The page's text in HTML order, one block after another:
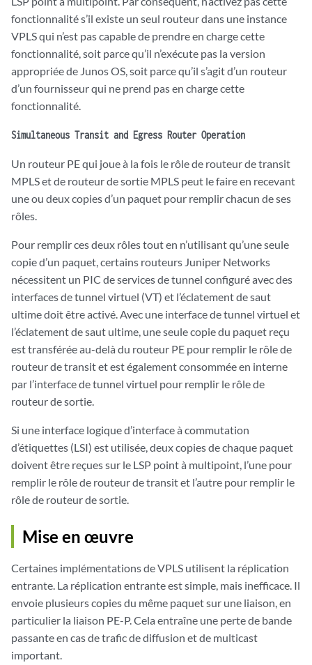
fonctionnalité s’il existe un seul routeur dans une instance
VPLS qui n’est pas capable de prendre en charge cette
fonctionnalité, soit parce qu’il n’exécute pas la version
appropriée de Junos OS, soit parce qu’il s’agit d’un routeur
d’un fournisseur qui ne prend pas en charge cette
fonctionnalité.
Simultaneous Transit and Egress Router Operation
Un routeur PE qui joue à la fois le rôle de routeur de transit
MPLS et de routeur de sortie MPLS peut le faire en recevant
une ou deux copies d’un paquet pour remplir chacun de ses
rôles.
Pour remplir ces deux rôles tout en n’utilisant qu’une seule
copie d’un paquet, certains routeurs Juniper Networks
nécessitent un PIC de services de tunnel configuré avec des
interfaces de tunnel virtuel (VT) et l’éclatement de saut
ultime doit être activé. Avec une interface de tunnel virtuel et
l’éclatement de saut ultime, une seule copie du paquet reçu
est transférée au-delà du routeur PE pour remplir le rôle de
routeur de transit et est également consommée en interne
par l’interface de tunnel virtuel pour remplir le rôle de
routeur de sortie.
Si une interface logiqued’interface à commutation
d’étiquettes (LSI) est utilisée, deux copies de chaque paquet
doivent être reçues sur le LSP point à multipoint, l’une pour
remplir le rôle de routeur de transit et l’autre pour remplir le
rôle de routeur de sortie.
Mise en œuvre
Certaines implémentations de VPLS utilisent la réplication
entrante. La réplication entrante est simple, mais inefficace. Il
envoie plusieurs copies du même paquet sur une liaison, en
particulier la liaison PE-P. Cela entraîne une perte de bande
passante en cas de trafic de diffusion et de multicast
important.